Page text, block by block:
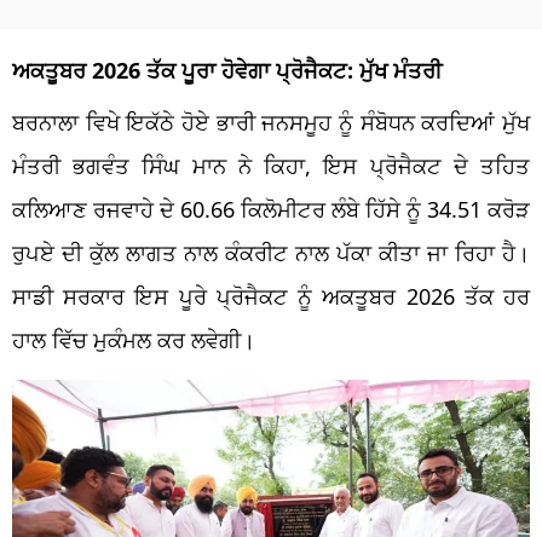
ਅਕਤੂਬਰ 2026 ਤੱਕ ਪੂਰਾ ਹੋਵੇਗਾ ਪ੍ਰੋਜੈਕਟ: ਮੁੱਖ ਮੰਤਰੀ
ਬਰਨਾਲਾ ਵਿਖੇ ਇਕੱਠੇ ਹੋਏ ਭਾਰੀ ਜਨਸਮੂਹ ਨੂੰ ਸੰਬੋਧਨ ਕਰਦਿਆਂ ਮੁੱਖ
ਮੰਤਰੀ ਭਗਵੰਤ ਸਿੰਘ ਮਾਨ ਨੇ ਕਿਹਾ, ਇਸ ਪ੍ਰੋਜੈਕਟ ਦੇ ਤਹਿਤ
ਕਲਿਆਣ ਰਜਵਾਹੇ ਦੇ 60.66 ਕਿਲੋਮੀਟਰ ਲੰਬੇ ਹਿੱਸੇ ਨੂੰ 34.51 ਕਰੋੜ
ਰੁਪਏ ਦੀ ਕੁੱਲ ਲਾਗਤ ਨਾਲ ਕੰਕਰੀਟ ਨਾਲ ਪੱਕਾ ਕੀਤਾ ਜਾ ਰਿਹਾ ਹੈ।
ਸਾਡੀ ਸਰਕਾਰ ਇਸ ਪੂਰੇ ਪ੍ਰੋਜੈਕਟ ਨੂੰ ਅਕਤੂਬਰ 2026 ਤੱਕ ਹਰ
ਹਾਲ ਵਿੱਚ ਮੁਕੰਮਲ ਕਰ ਲਵੇਗੀ।